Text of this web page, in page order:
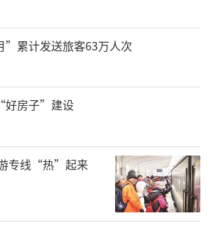
议：要有效必须“动骨改脸”
容医院面诊人员建议记者动
人说颧骨、下颌角的手术，1
不到一个，但是你如果想要最
，必须得动骨头了。但是不
可以考虑3到5年，而且能做
少之又少。”
是否有可以做这个手术的医
可以，“我们有副高级别的医
”累计发送旅客63万人次
好房子”建设
专线“热”起来